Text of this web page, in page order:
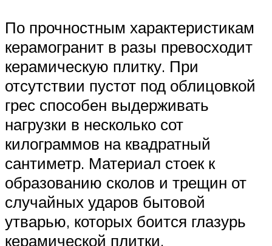
По прочностным характеристикам
керамогранит в разы превосходит
керамическую плитку. При
отсутствии пустот под облицовкой
грес способен выдерживать
нагрузки в несколько сот
килограммов на квадратный
сантиметр. Материал стоек к
образованию сколов и трещин от
случайных ударов бытовой
утварью, которых боится глазурь
керамической плитки.